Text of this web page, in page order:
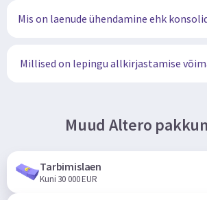
Mis on laenude ühendamine ehk
Millised on lepingu allkirjastamise
Muud Altero
Tarbimislaen
Kuni 30 000 EUR